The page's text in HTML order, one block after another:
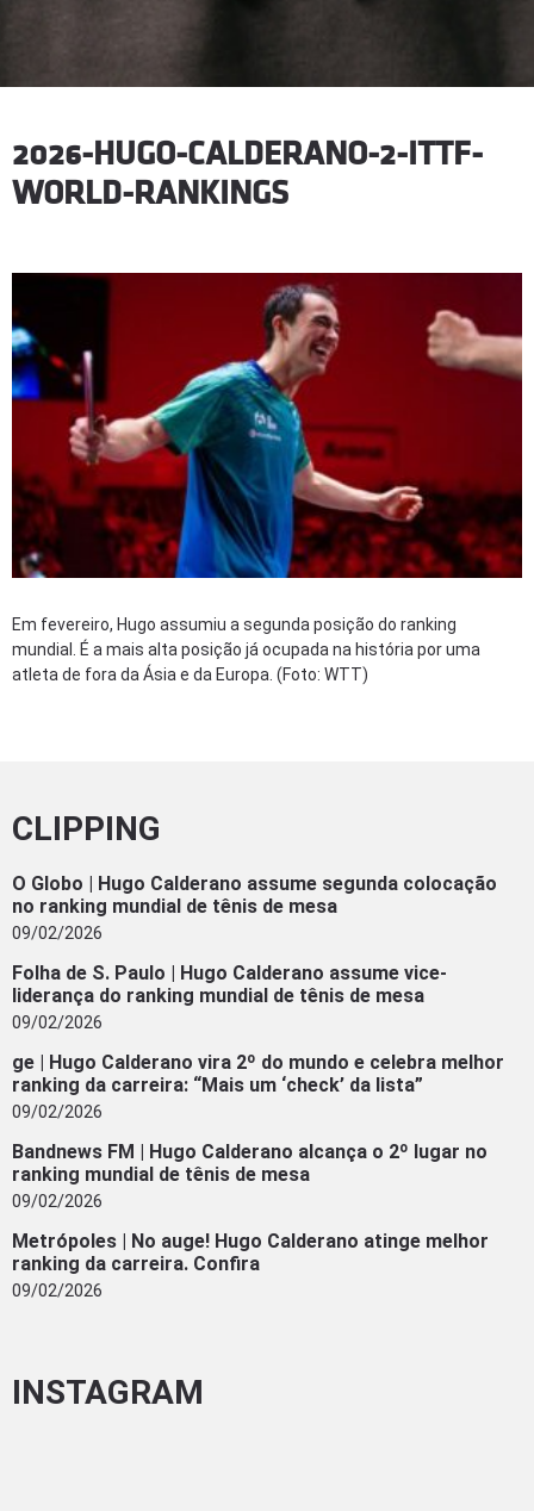
2026-HUGO-CALDERANO-2-ITTF-
WORLD-RANKINGS
Em fevereiro, Hugo assumiu a segunda posição do ranking
mundial. É a mais alta posição já ocupada na história por uma
atleta de fora da Ásia e da Europa. (Foto: WTT)
CLIPPING
O Globo | Hugo Calderano assume segunda colocação
no ranking mundial de tênis de mesa
09/02/2026
Folha de S. Paulo | Hugo Calderano assume vice-
liderança do ranking mundial de tênis de mesa
09/02/2026
ge | Hugo Calderano vira 2º do mundo e celebra melhor
ranking da carreira: “Mais um ‘check’ da lista”
09/02/2026
Bandnews FM | Hugo Calderano alcança o 2º lugar no
ranking mundial de tênis de mesa
09/02/2026
Metrópoles | No auge! Hugo Calderano atinge melhor
ranking da carreira. Confira
09/02/2026
INSTAGRAM